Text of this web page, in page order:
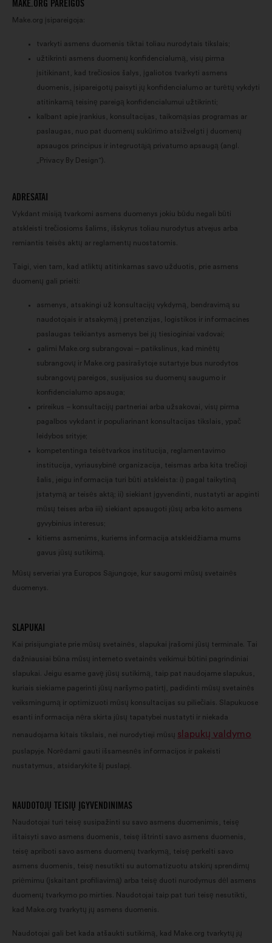
MAKE.ORG PAREIGOS
Make.org įsipareigoja:
tvarkyti asmens duomenis tiktai toliau nurodytais tikslais;
užtikrinti asmens duomenų konfidencialumą, visų pirma
įsitikinant, kad trečiosios šalys, įgaliotos tvarkyti asmens
duomenis, įsipareigotų paisyti jų konfidencialumo ar turėtų vykdyti
atitinkamą teisinę pareigą konfidencialumui užtikrinti;
kalbant apie įrankius, konsultacijas, taikomąsias programas ar
paslaugas, nuo pat duomenų sukūrimo atsižvelgti į duomenų
apsaugos principus ir integruotąją privatumo apsaugą (angl.
„Privacy By Design“).
ADRESATAI
Vykdant misiją tvarkomi asmens duomenys jokiu būdu negali būti
atskleisti trečiosioms šalims, išskyrus toliau nurodytus atvejus arba
remiantis teisės aktų ar reglamentų nuostatomis.
Taigi, vien tam, kad atliktų atitinkamas savo užduotis, prie asmens
duomenų gali prieiti:
asmenys, atsakingi už konsultacijų vykdymą, bendravimą su
naudotojais ir atsakymą į pretenzijas, logistikos ir informacines
paslaugas teikiantys asmenys bei jų tiesioginiai vadovai;
galimi Make.org subrangovai – patikslinus, kad minėtų
subrangovų ir Make.org pasirašytoje sutartyje bus nurodytos
subrangovų pareigos, susijusios su duomenų saugumo ir
konfidencialumo apsauga;
prireikus – konsultacijų partneriai arba užsakovai, visų pirma
pagalbos vykdant ir populiarinant konsultacijas tikslais, ypač
leidybos srityje;
kompetentinga teisėtvarkos institucija, reglamentavimo
institucija, vyriausybinė organizacija, teismas arba kita trečioji
šalis, jeigu informacija turi būti atskleista: i) pagal taikytiną
įstatymą ar teisės aktą; ii) siekiant įgyvendinti, nustatyti ar apginti
mūsų teises arba iii) siekiant apsaugoti jūsų arba kito asmens
gyvybinius interesus;
kitiems asmenims, kuriems informacija atskleidžiama mums
gavus jūsų sutikimą.
Mūsų serveriai yra Europos Sąjungoje, kur saugomi mūsų svetainės
duomenys.
SLAPUKAI
Kai prisijungiate prie mūsų svetainės, slapukai įrašomi jūsų terminale. Tai
dažniausiai būna mūsų interneto svetainės veikimui būtini pagrindiniai
slapukai. Jeigu esame gavę jūsų sutikimą, taip pat naudojame slapukus,
kuriais siekiame pagerinti jūsų naršymo patirtį, padidinti mūsų svetainės
veiksmingumą ir optimizuoti mūsų konsultacijas su piliečiais. Slapukuose
esanti informacija nėra skirta jūsų tapatybei nustatyti ir niekada
nenaudojama kitais tikslais, nei nurodytieji mūsų slapukų valdymo
puslapyje. Norėdami gauti išsamesnės informacijos ir pakeisti
nustatymus, atsidarykite šį puslapį.
NAUDOTOJŲ TEISIŲ ĮGYVENDINIMAS
Naudotojai turi teisę susipažinti su savo asmens duomenimis, teisę
ištaisyti savo asmens duomenis, teisę ištrinti savo asmens duomenis,
teisę apriboti savo asmens duomenų tvarkymą, teisę perkelti savo
asmens duomenis, teisę nesutikti su automatizuotu atskirų sprendimų
priėmimu (įskaitant profiliavimą) arba teisę duoti nurodymus dėl asmens
duomenų tvarkymo po mirties. Naudotojai taip pat turi teisę nesutikti,
kad Make.org tvarkytų jų asmens duomenis.
Naudotojai gali bet kada atšaukti sutikimą, kad Make.org tvarkytų jų
socialinius tinklus